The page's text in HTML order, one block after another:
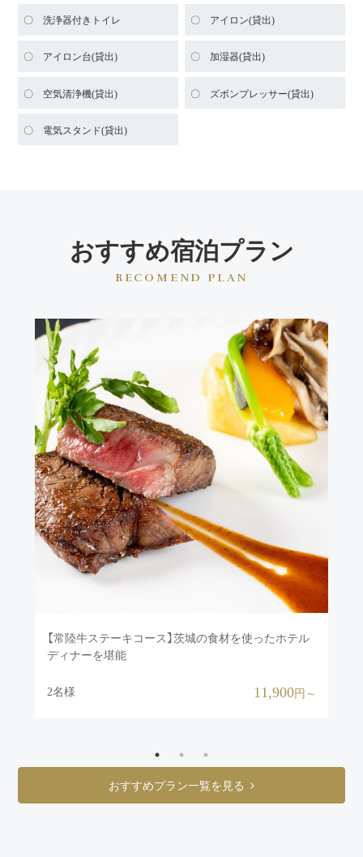
洗浄器付きトイレ アイロン(貸出)
アイロン台(貸出) 加湿器(貸出)
空気清浄機(貸出) ズボンプレッサー(貸出)
電気スタンド(貸出)
おすすめ宿泊プラン
RECOMEND PLAN
【常陸牛ステーキコース】茨城の食材を使ったホテル
ディナーを堪能
2名様 11,900円～
おすすめプラン一覧を見る